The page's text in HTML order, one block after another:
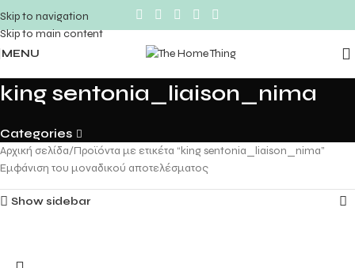
Skip to navigation
Skip to main content
MENU
king sentonia_liaison_nima
Categories
Αρχική σελίδα Προϊόντα με ετικέτα “king sentonia_liaison_nima”
Εμφάνιση του μοναδικού αποτελέσματος
Show sidebar